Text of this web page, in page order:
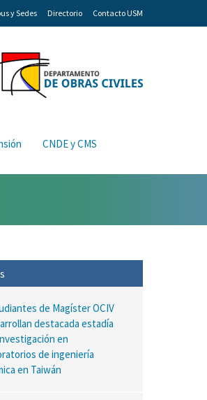
y Sedes Directorio Contacto USM
CNDE y CMS
de Magíster OCIV
destacada estadía
en
de ingeniería
en Taiwán